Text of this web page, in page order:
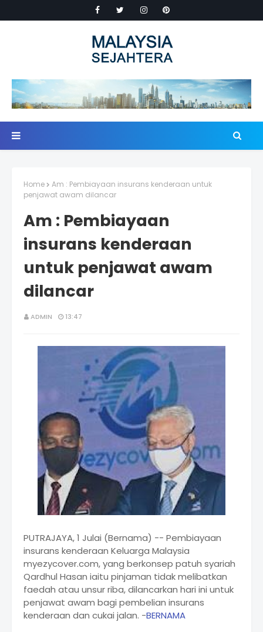
Home
Am : Pembiayaan insurans kenderaan untuk
penjawat awam dilancar
Am : Pembiayaan
insurans kenderaan
untuk penjawat awam
dilancar
ADMIN 13:47
PUTRAJAYA, 1 Julai (Bernama) -- Pembiayaan
insurans kenderaan Keluarga Malaysia
myezycover.com, yang berkonsep patuh syariah
Qardhul Hasan iaitu pinjaman tidak melibatkan
faedah atau unsur riba, dilancarkan hari ini untuk
penjawat awam bagi pembelian insurans
kenderaan dan cukai jalan. -BERNAMA